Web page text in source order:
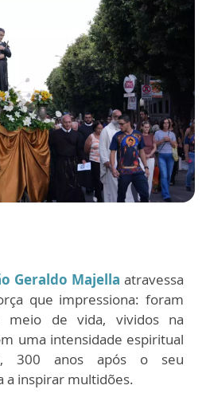
Geraldo Majella atravessa
que impressiona: foram
meio de vida, vividos na
uma intensidade espiritual
300 anos após o seu
a inspirar multidões.